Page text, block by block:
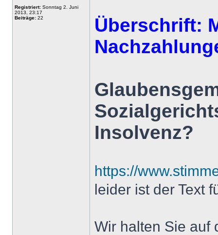
Registriert: Sonntag 2. Juni
2013, 23:17
Beiträge: 22
Überschrift:
Insolvenz?
https://
leider ist der Text
Wir halten Sie auf